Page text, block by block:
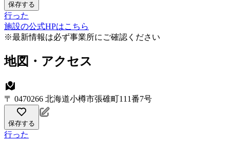
保存する
行った
施設の公式HPはこちら
※最新情報は必ず事業所にご確認ください
地図・アクセス
〒 0470266 北海道小樽市張碓町111番7号
保存する
行った